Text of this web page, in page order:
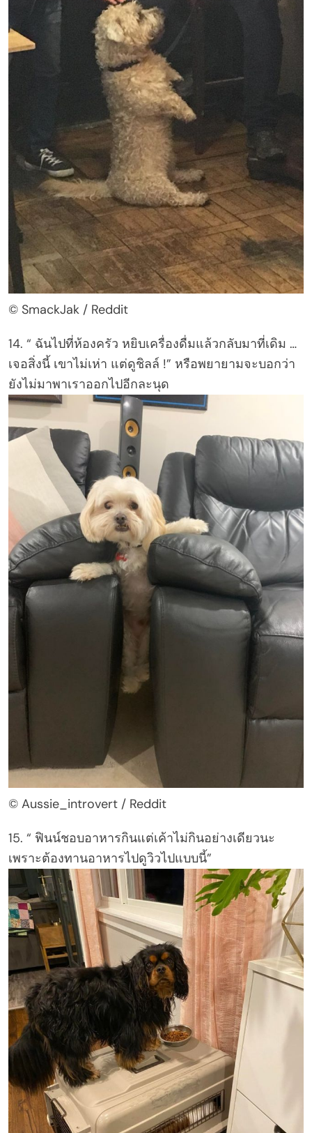
© SmackJak / Reddit
14. “ ฉันไปที่ห้องครัว หยิบเครื่องดื่มแล้วกลับมาที่เดิม …
เจอสิ่งนี้ เขาไม่เห่า แต่ดูชิลล์ !” หรือพยายามจะบอกว่า
ยังไม่มาพาเราออกไปอีกละนุด
© Aussie_introvert / Reddit
15. “ ฟินน์ชอบอาหารกินแต่เค้าไม่กินอย่างเดียวนะ
เพราะต้องทานอาหารไปดูวิวไปแบบนี้”